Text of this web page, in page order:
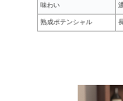
味わい
熟成ポテンシャル